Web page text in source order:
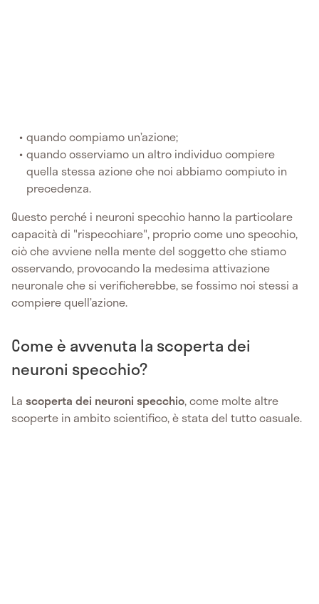
quando compiamo un’azione;
quando osserviamo un altro individuo compiere
quella stessa azione che noi abbiamo compiuto in
precedenza.
Questo perché i neuroni specchio hanno la particolare
capacità di "rispecchiare", proprio come uno specchio,
ciò che avviene nella mente del soggetto che stiamo
osservando, provocando la medesima attivazione
neuronale che si verificherebbe, se fossimo noi stessi a
compiere quell’azione.
Come è avvenuta la scoperta dei
neuroni specchio?
La scoperta dei neuroni specchio, come molte altre
scoperte in ambito scientifico, è stata del tutto casuale.